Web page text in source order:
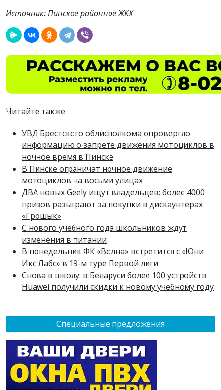
Специальные предложения
Источник: Пинское районное ЖКХ
Читайте также
УВД Брестского облисполкома опровергло
информацию о запрете движения мотоциклов в
ночное время в Пинске
В Пинске ограничат ночное движение
мотоциклов на восьми улицах
ДВА новых Geely ищут владельцев: более 4000
призов разыграют за покупки в дискаунтерах
«Грошык»
С нового учебного года школьников ждут
изменения в питании
В понедельник ФК «Волна» встретится с «Юни
Икс Лабс» в 19-м туре Первой лиги
Снова в школу: в Беларуси более 100 устройств
Huawei получили скидки к новому учебному году